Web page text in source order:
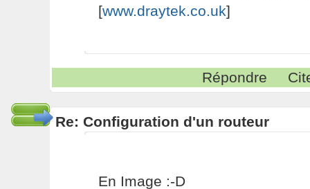
[www.draytek.co.uk]
Répondre
Re: Configuration d'un routeur
En Image :-D